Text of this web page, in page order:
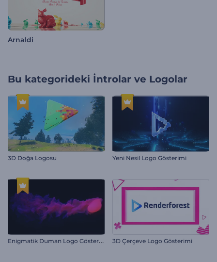
Arnaldi
Bu kategorideki İntrolar ve Logolar
3D Doğa Logosu Yeni Nesil Logo Gösterimi
E
nigmatik Duman Logo Gösterimi 3D Çerçeve Logo Gösterimi